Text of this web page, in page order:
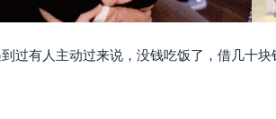
过有人主动过来说，没钱吃饭了，借几十